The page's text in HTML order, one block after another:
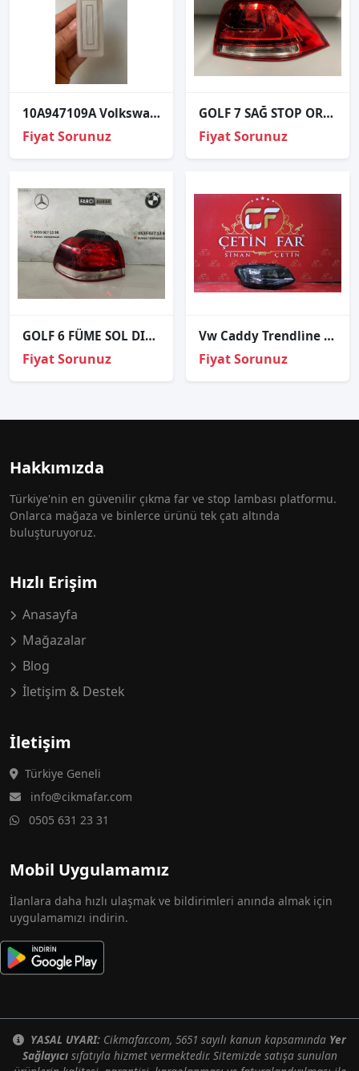
10A947109A Volkswagen golf 8 Passat b8.5 güneşlik lambası led
Fiyat Sorunuz
GOLF 7 SAĞ STOP ORJİNAL SÖKME 5G0945096P
Fiyat Sorunuz
GOLF 6 FÜME SOL DIŞ STOP ORJİNAL
Fiyat Sorunuz
Vw Caddy Trendli̇ne Sağ Far Sıfır İthal 2015-2018 2k1941016a
Fiyat Sorunuz
Hakkımızda
Türkiye'nin en güvenilir çıkma far ve stop lambası platformu.
Onlarca mağaza ve binlerce ürünü tek çatı altında
buluşturuyoruz.
Hızlı Erişim
Anasayfa
Mağazalar
Blog
İletişim & Destek
İletişim
Türkiye Geneli
info@cikmafar.com
0505 631 23 31
Mobil Uygulamamız
İlanlara daha hızlı ulaşmak ve bildirimleri anında almak için
uygulamamızı indirin.
YASAL UYARI: Cikmafar.com, 5651 sayılı kanun kapsamında Yer
Sağlayıcısıfatıyla hizmet vermektedir. Sitemizde satışa sunulan